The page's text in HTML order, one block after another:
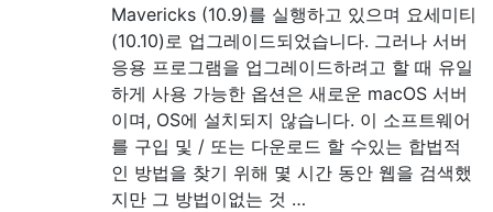
Mavericks (10.9)를 실행하고 있으며 요세미티
(10.10)로 업그레이드되었습니다. 그러나 서버
응용 프로그램을 업그레이드하려고 할 때 유일
하게 사용 가능한 옵션은 새로운 macOS 서버
이며, OS에 설치되지 않습니다. 이 소프트웨어
를 구입 및 / 또는 다운로드 할 수있는 합법적
인 방법을 찾기 위해 몇 시간 동안 웹을 검색했
지만 그 방법이없는 것 …